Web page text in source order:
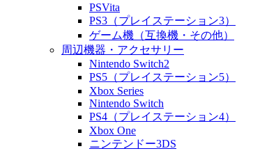
PSVita
PS3（プレイステーション3）
ゲーム機（互換機・その他）
周辺機器・アクセサリー
Nintendo Switch2
PS5（プレイステーション5）
Xbox Series
Nintendo Switch
PS4（プレイステーション4）
Xbox One
ニンテンドー3DS